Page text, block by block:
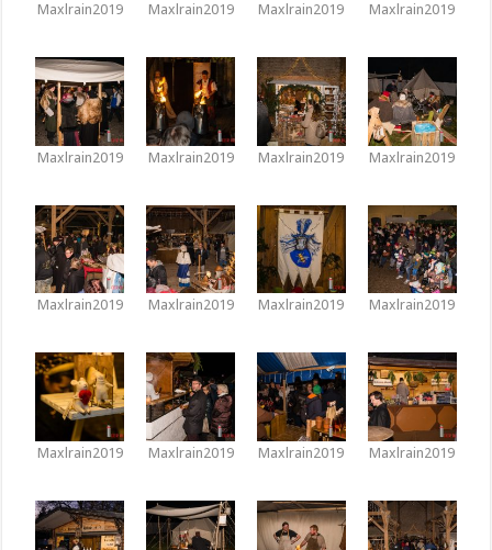
Maxlrain2019 Maxlrain2019 Maxlrain2019 Maxlrain2019
Maxlrain2019 Maxlrain2019 Maxlrain2019 Maxlrain2019
Maxlrain2019 Maxlrain2019 Maxlrain2019 Maxlrain2019
Maxlrain2019 Maxlrain2019 Maxlrain2019 Maxlrain2019